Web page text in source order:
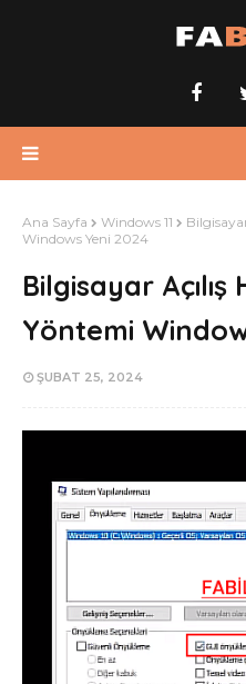
Ana Sayfa Windows 11
Windows Yeni 2024
Bilgisayar Açılış
Yöntemi
ŞUBAT 25, 2024